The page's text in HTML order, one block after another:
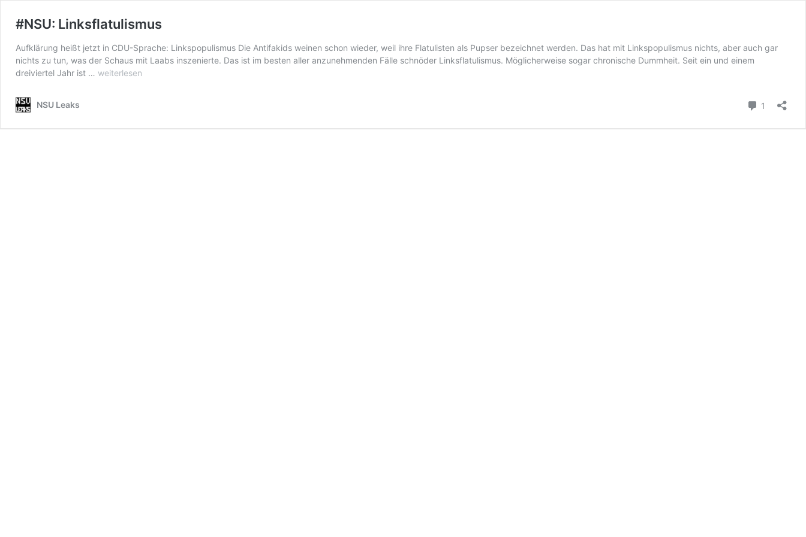
#NSU: Linksflatulismus
Aufklärung heißt jetzt in CDU-Sprache: Linkspopulismus Die Antifakids weinen schon wieder, weil ihre Flatulisten als Pupser be­zeichnet werden. Das hat mit Linkspopulismus nichts, aber auch gar
nichts zu tun, was der Schaus mit Laabs inszenierte. Das ist im besten aller anzunehmenden Fälle schnöder Linksflatulismus. Möglicherweise sogar chronische Dummheit. Seit ein und einem
dreiviertel Jahr ist … #NSU:
weiterlesen
NSU Leaks 1